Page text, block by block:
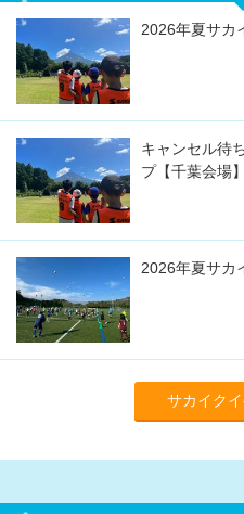
2026年夏サカ
キャンセル待
プ【千葉会場】
2026年夏サカ
サカイク